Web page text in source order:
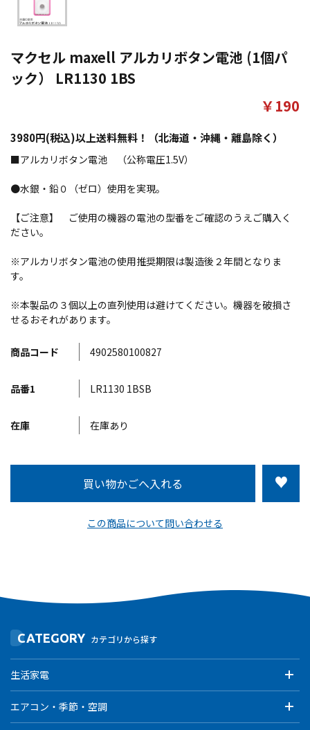
マクセル maxell アルカリボタン電池 (1個パ
ック） LR1130 1BS
3980円(税込)以上送料無料！（北海道・沖縄・離島除く）
￥190
商品コード 4902580100827
品番1 LR1130 1BSB
在庫 在庫あり
この商品について問い合わせる
■アルカリボタン電池 （公称電圧1.5V）
●水銀・鉛０（ゼロ）使用を実現。
【ご注意】 ご使用の機器の電池の型番をご確認のうえご購入く
ださい。
※アルカリボタン電池の使用推奨期限は製造後２年間となりま
す。
※本製品の３個以上の直列使用は避けてください。機器を破損さ
せるおそれがあります。
CATEGORY カテゴリから探す
生活家電
エアコン・季節・空調